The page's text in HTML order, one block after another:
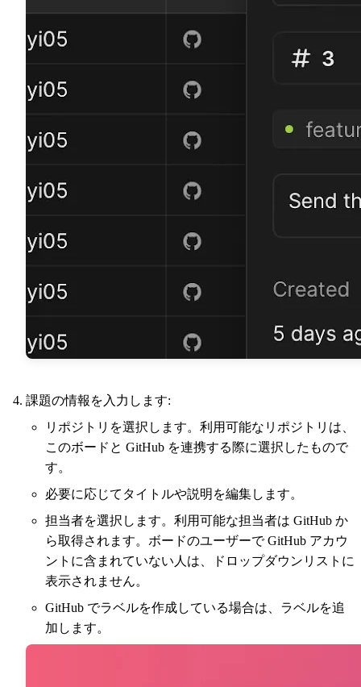
課題の情報を入力します:
リポジトリを選択します。利用可能なリポジトリは、
このボードと GitHub を連携する際に選択したもので
す。
必要に応じてタイトルや説明を編集します。
担当者を選択します。利用可能な担当者は GitHub か
ら取得されます。ボードのユーザーで GitHub アカウ
ントに含まれていない人は、ドロップダウンリストに
表示されません。
GitHub でラベルを作成している場合は、ラベルを追
加します。